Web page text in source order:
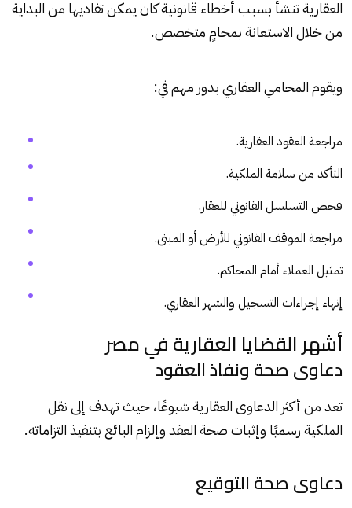
العقارية تنشأ بسبب أخطاء قانونية كان يمكن تفاديها من البداية
من خلال الاستعانة بمحامٍ متخصص.
ويقوم المحامي العقاري بدور مهم في:
مراجعة العقود العقارية.
التأكد من سلامة الملكية.
فحص التسلسل القانوني للعقار.
مراجعة الموقف القانوني للأرض أو المبنى.
تمثيل العملاء أمام المحاكم.
إنهاء إجراءات التسجيل والشهر العقاري.
أشهر القضايا العقارية في مصر
دعاوى صحة ونفاذ العقود
تعد من أكثر الدعاوى العقارية شيوعًا، حيث تهدف إلى نقل
الملكية رسميًا وإثبات صحة العقد وإلزام البائع بتنفيذ التزاماته.
دعاوى صحة التوقيع